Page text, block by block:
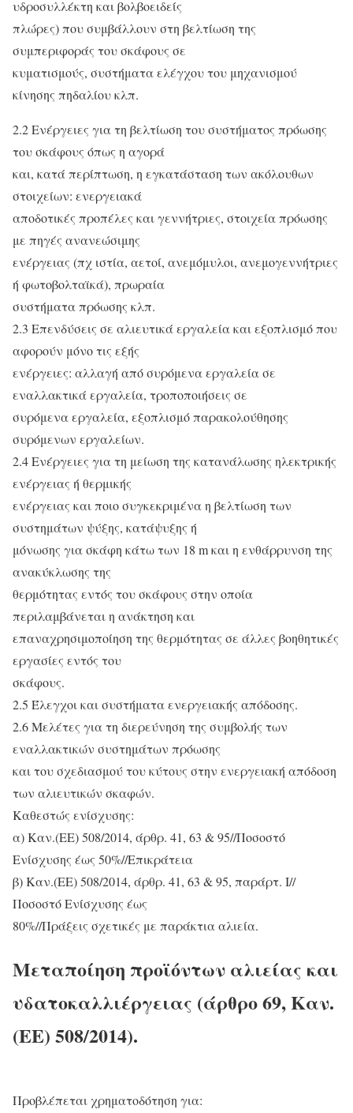
υδροσυλλέκτη και βολβοειδείς
πλώρες) που συμβάλλουν στη βελτίωση της
συμπεριφοράς του σκάφους σε
κυματισμούς, συστήματα ελέγχου του μηχανισμού
κίνησης πηδαλίου κλπ.
2.2 Ενέργειες για τη βελτίωση του συστήματος πρόωσης
του σκάφους όπως η αγορά
και, κατά περίπτωση, η εγκατάσταση των ακόλουθων
στοιχείων: ενεργειακά
αποδοτικές προπέλες και γεννήτριες, στοιχεία πρόωσης
με πηγές ανανεώσιμης
ενέργειας (πχ ιστία, αετοί, ανεμόμυλοι, ανεμογεννήτριες
ή φωτοβολταϊκά), πρωραία
συστήματα πρόωσης κλπ.
2.3 Επενδύσεις σε αλιευτικά εργαλεία και εξοπλισμό που
αφορούν μόνο τις εξής
ενέργειες: αλλαγή από συρόμενα εργαλεία σε
εναλλακτικά εργαλεία, τροποποιήσεις σε
συρόμενα εργαλεία, εξοπλισμό παρακολούθησης
συρόμενων εργαλείων.
2.4 Ενέργειες για τη μείωση της κατανάλωσης ηλεκτρικής
ενέργειας ή θερμικής
ενέργειας και ποιο συγκεκριμένα η βελτίωση των
συστημάτων ψύξης, κατάψυξης ή
μόνωσης για σκάφη κάτω των 18 m και η ενθάρρυνση της
ανακύκλωσης της
θερμότητας εντός του σκάφους στην οποία
περιλαμβάνεται η ανάκτηση και
επαναχρησιμοποίηση της θερμότητας σε άλλες βοηθητικές
εργασίες εντός του
σκάφους.
2.5 Έλεγχοι και συστήματα ενεργειακής απόδοσης.
2.6 Μελέτες για τη διερεύνηση της συμβολής των
εναλλακτικών συστημάτων πρόωσης
και του σχεδιασμού του κύτους στην ενεργειακή απόδοση
των αλιευτικών σκαφών.
Καθεστώς ενίσχυσης:
α) Καν.(ΕΕ) 508/2014, άρθρ. 41, 63 & 95//Ποσoστό
Ενίσχυσης έως 50%//Επικράτεια
β) Καν.(ΕΕ) 508/2014, άρθρ. 41, 63 & 95, παράρτ. Ι//
Ποσοστό Ενίσχυσης έως
80%//Πράξεις σχετικές με παράκτια αλιεία.
Μεταποίηση προϊόντων αλιείας και
υδατοκαλλιέργειας (άρθρο 69, Καν.
(ΕΕ) 508/2014).
Προβλέπεται χρηματοδότηση για: